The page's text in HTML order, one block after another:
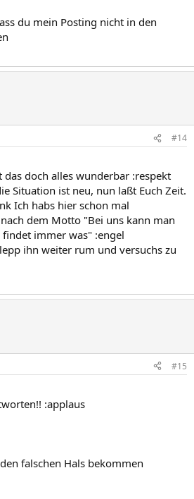
du mein Posting nicht in den
#14
das doch alles wunderbar :respekt
Situation ist neu, nun laßt Euch Zeit.
Ich habs hier schon mal
dem Motto "Bei uns kann man
immer was" :engel
ihn weiter rum und versuchs zu
#15
:applaus
falschen Hals bekommen